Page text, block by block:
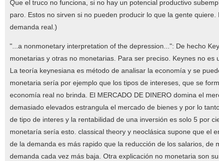
Que el truco no funciona, si no hay un potencial productivo
paro. Estos no sirven si no pueden producir lo que la gente
demanda real.)
"...a nonmonetary interpretation of the depression...": De hecho
monetarias y otras no monetarias. Para ser preciso. Keynes no
La teoría keynesiana es método de analisar la economía y se
monetaria sería por ejemplo que los tipos de intereses, que se
economía real no brinda. El MERCADO DE DINERO domina el
demasiado elevados estrangula el mercado de bienes y por lo
de tipo de interes y la rentabilidad de una inversión es solo 5 por
monetaría sería esto. classical theory y neoclásica supone que el
de la demanda es más rapido que la reducción de los salarios,
demanda cada vez más baja. Otra explicación no monetaria son